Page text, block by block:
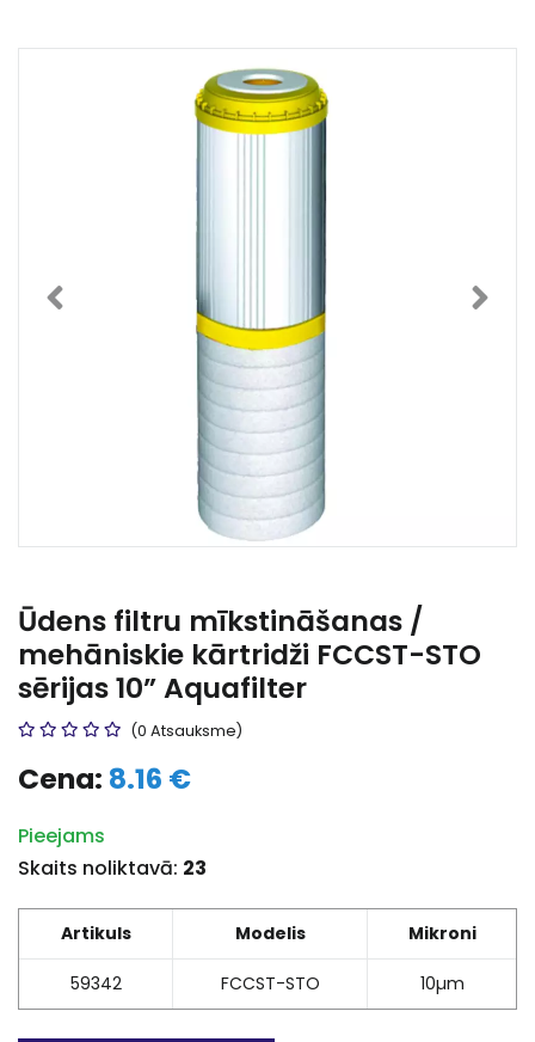
Ūdens filtru mīkstināšanas /
mehāniskie kārtridži FCCST-STO
sērijas 10” Aquafilter
(0 Atsauksme)
Cena: 8.16 €
Pieejams
Skaits noliktavā: 23
Artikuls Modelis Mikroni
59342 FCCST-STO 10µm